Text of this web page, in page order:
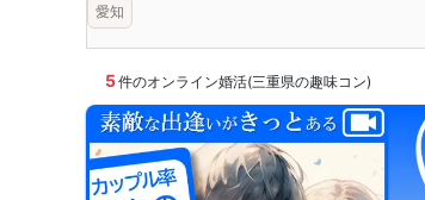
愛知
5件のオンライン婚活(三重県の趣味コン)